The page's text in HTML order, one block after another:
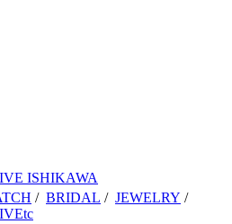
ISHIKAWA
/ BRIDAL / JEWELRY /